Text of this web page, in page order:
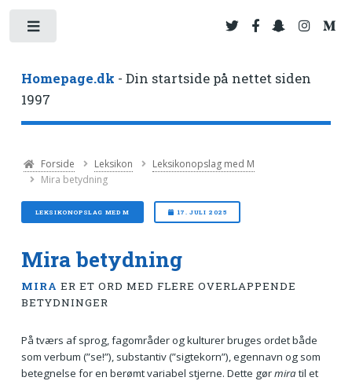
Homepage.dk - Din startside på nettet siden
1997
Forside Leksikon
Leksikonopslag med M
Mira betydning
LEKSIKONOPSLAG MED M 17. JULI 2025
Mira betydning
MIRA ER ET ORD MED FLERE OVERLAPPENDE
BETYDNINGER
På tværs af sprog, fagområder og kulturer bruges ordet både
som verbum (”se!”), substantiv (”sigtekorn”), egennavn og som
betegnelse for en berømt variabel stjerne. Dette gørmiratil et